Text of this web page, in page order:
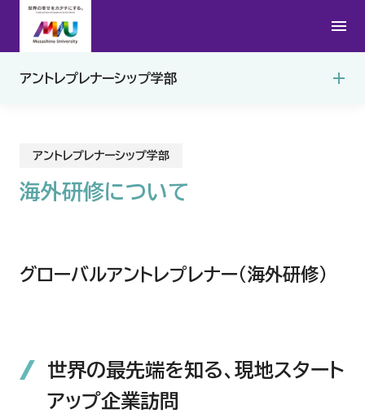
アントレプレナーシップ学部
海外研修について
グローバルアントレプレナー（海外研修）
世界の最先端を知る、現地スタート
アップ企業訪問
アントレプレナーシップ学部
海外研修（グローバルアントレプレナー）について
武蔵野EMC高校生オンラインゼミ